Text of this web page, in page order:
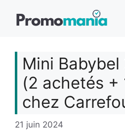
Mini Babybel
(2 achetés +
chez
21 juin 2024